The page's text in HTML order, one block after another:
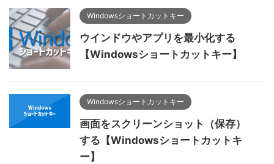
Windowsショートカットキー
ウインドウやアプリを最小化する
【Windowsショートカットキー】
Windowsショートカットキー
画面をスクリーンショット（保存）
する【Windowsショートカットキ
ー】